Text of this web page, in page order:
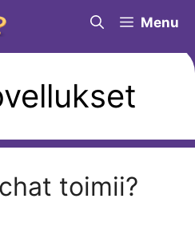
Menu
toimii?